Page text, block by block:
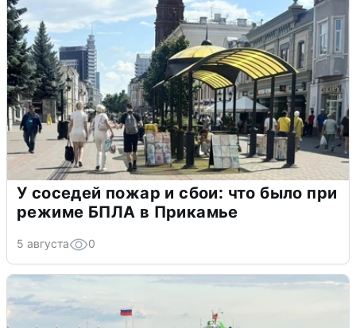
У соседей пожар и сбои: что было при
режиме БПЛА в Прикамье
5 августа 0